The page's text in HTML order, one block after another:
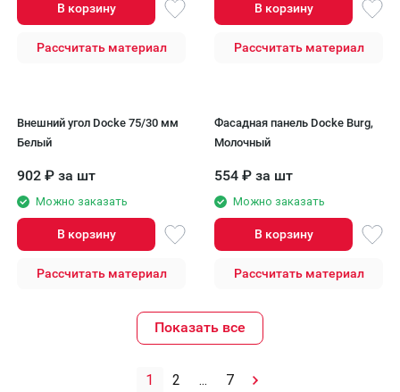
В корзину
Рассчитать материал
В корзину
Рассчитать материал
Внешний угол Docke 75/30 мм
Белый
902 ₽ за шт
Можно заказать
В корзину
Рассчитать материал
Фасадная панель Docke Burg,
Молочный
554 ₽ за шт
Можно заказать
В корзину
Рассчитать материал
Показать все
1 2 ... 7